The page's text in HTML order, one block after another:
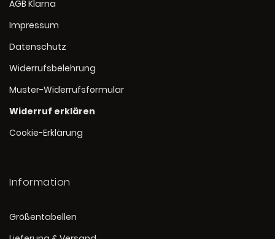
AGB Klarna
Impressum
Datenschutz
Widerrufsbelehrung
Muster-Widerrufsformular
Widerruf erklären
Cookie-Erklärung
Information
Größentabellen